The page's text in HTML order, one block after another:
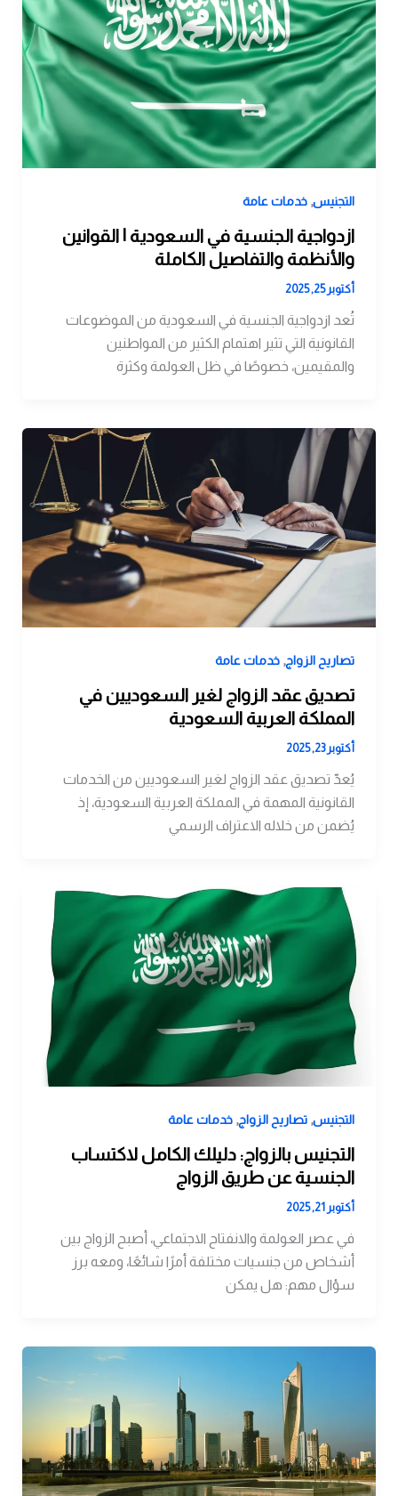
التجنيس, خدمات عامة
ازدواجية الجنسية في السعودية | القوانين
والأنظمة والتفاصيل الكاملة
أكتوبر 25, 2025
تُعد ازدواجية الجنسية في السعودية من الموضوعات
القانونية التي تثير اهتمام الكثير من المواطنين
والمقيمين، خصوصًا في ظل العولمة وكثرة
تصاريح الزواج, خدمات عامة
تصديق عقد الزواج لغير السعوديين في
المملكة العربية السعودية
أكتوبر 23, 2025
يُعدّ تصديق عقد الزواج لغير السعوديين من الخدمات
القانونية المهمة في المملكة العربية السعودية، إذ
يُضمن من خلاله الاعتراف الرسمي
التجنيس, تصاريح الزواج, خدمات عامة
التجنيس بالزواج: دليلك الكامل لاكتساب
الجنسية عن طريق الزواج
أكتوبر 21, 2025
في عصر العولمة والانفتاح الاجتماعي، أصبح الزواج بين
أشخاص من جنسيات مختلفة أمرًا شائعًا، ومعه برز
سؤال مهم: هل يمكن